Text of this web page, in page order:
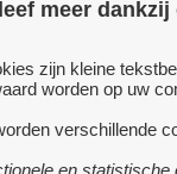
meer
zijn kleine
worden op uw
verschillende
en statistische